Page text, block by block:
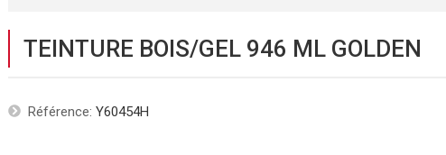
TEINTURE BOIS/GEL 946 ML GOLDEN
Référence: Y60454H